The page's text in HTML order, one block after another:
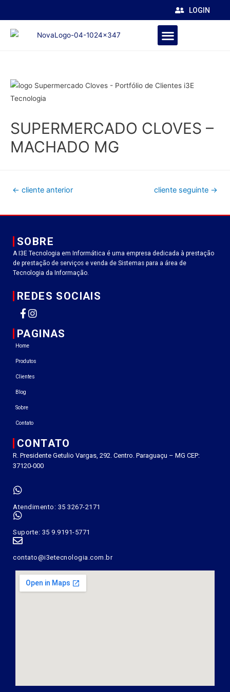
LOGIN
SUPERMERCADO CLOVES –
MACHADO MG
← cliente anterior cliente seguinte →
SOBRE
A I3E Tecnologia em Informática é uma empresa dedicada à prestação
de prestação de serviços e venda de Sistemas para a área de
Tecnologia da Informação.
REDES SOCIAIS
PAGINAS
Home
Produtos
Clientes
Blog
Sobre
Contato
CONTATO
R. Presidente Getulio Vargas, 292. Centro. Paraguaçu – MG CEP:
37120-000
Atendimento: 35 3267-2171
Suporte: 35 9.9191-5771
contato@i3etecnologia.com.br